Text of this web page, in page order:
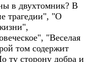
в двухтомник? В
трагедии", "О
"Веселая
том содержит
ту сторону добра и